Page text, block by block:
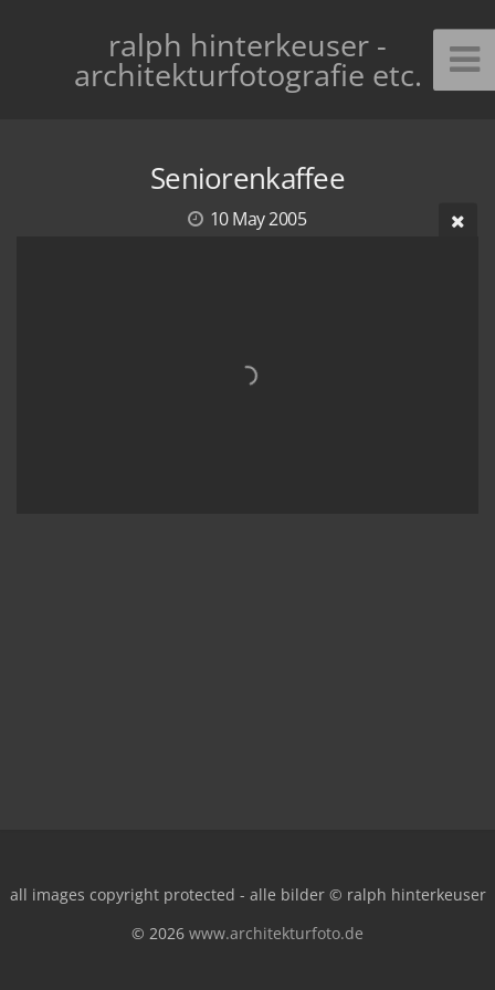
ralph hinterkeuser -
architekturfotografie etc.
Seniorenkaffee
10 May 2005
all images copyright protected - alle bilder © ralph hinterkeuser
© 2026 www.architekturfoto.de